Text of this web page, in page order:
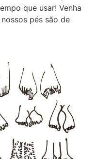
que usar! Venha
pés são de